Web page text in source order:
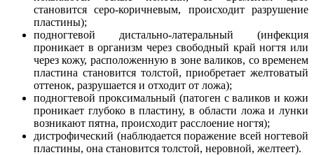
становится серо-коричневым, происходит разрушение
пластины);
подногтевой дистально-латеральный (инфекция
проникает в организм через свободный край ногтя или
через кожу, расположенную в зоне валиков, со временем
пластина становится толстой, приобретает желтоватый
оттенок, разрушается и отходит от ложа);
подногтевой проксимальный (патоген с валиков и кожи
проникает глубоко в пластину, в области ложа и лунки
возникают пятна, происходит расслоение ногтя);
дистрофический (наблюдается поражение всей ногтевой
пластины, она становится толстой, неровной, желтеет).